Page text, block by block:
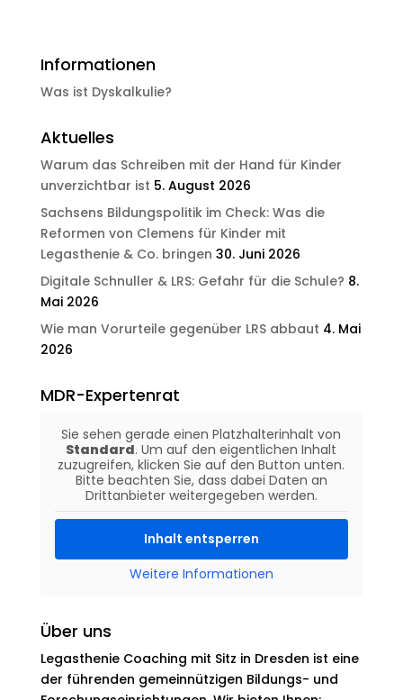
Informationen
Was ist Dyskalkulie?
Aktuelles
Warum das Schreiben mit der Hand für Kinder
unverzichtbar ist 5. August 2026
Sachsens Bildungspolitik im Check: Was die
Reformen von Clemens für Kinder mit
Legasthenie & Co. bringen 30. Juni 2026
Digitale Schnuller & LRS: Gefahr für die Schule? 8.
Mai 2026
Wie man Vorurteile gegenüber LRS abbaut 4. Mai
2026
MDR-Expertenrat
Sie sehen gerade einen Platzhalterinhalt von
Standard. Um auf den eigentlichen Inhalt
zuzugreifen, klicken Sie auf den Button unten.
Bitte beachten Sie, dass dabei Daten an
Drittanbieter weitergegeben werden.
Inhalt entsperren
Weitere Informationen
Über uns
Legasthenie Coaching mit Sitz in Dresden ist eine
der führenden gemeinnützigen Bildungs- und